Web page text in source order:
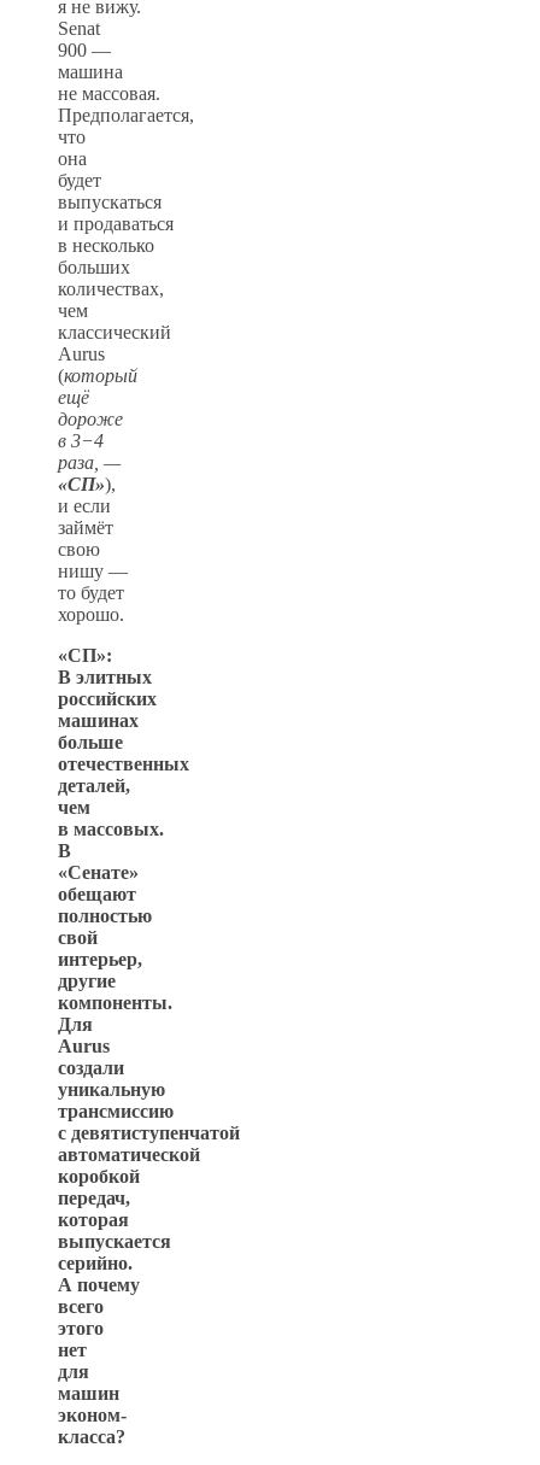
я не вижу.
Senat
900 —
машина
не массовая.
Предполагается,
что
она
будет
выпускаться
и продаваться
в несколько
больших
количествах,
чем
классический
Aurus
(который
ещё
дороже
в 3−4
раза, —
«СП»),
и если
займёт
свою
нишу —
то будет
хорошо.
«СП»:
В элитных
российских
машинах
больше
отечественных
деталей,
чем
в массовых.
В
«Сенате»
обещают
полностью
свой
интерьер,
другие
компоненты.
Для
Aurus
создали
уникальную
трансмиссию
с девятиступенчатой
автоматической
коробкой
передач,
которая
выпускается
серийно.
А почему
всего
этого
нет
для
машин
эконом-
класса?